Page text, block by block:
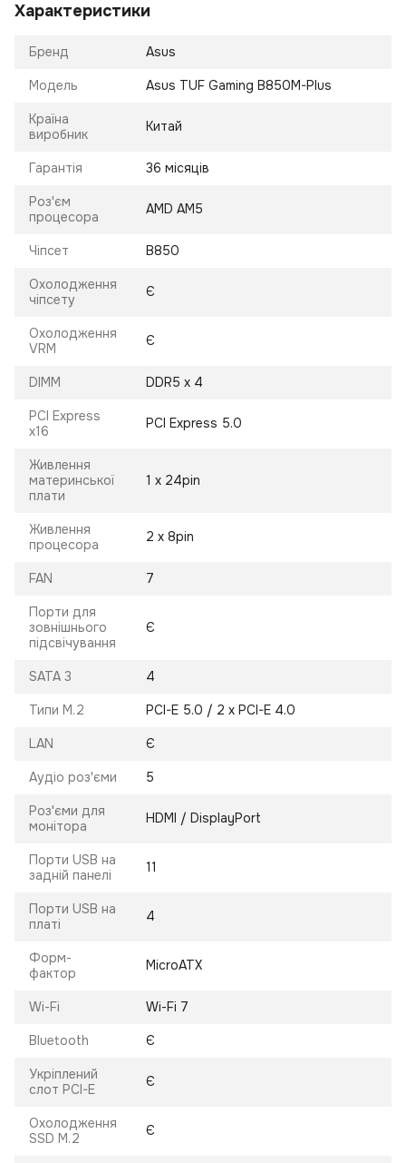
Характеристики
Бренд Asus
Модель Asus TUF Gaming B850M-Plus
Країна
виробник
Китай
Гарантія 36 місяців
Роз'єм
процесора
AMD AM5
Чіпсет B850
Охолодження
чіпсету
Є
Охолодження
VRM
Є
DIMM DDR5 x 4
PCI Express
x16
PCI Express 5.0
Живлення
материнської
плати
1 х 24pin
Живлення
процесора
2 х 8pin
FAN 7
Порти для
зовнішнього
підсвічування
Є
SATA 3 4
Типи M.2 PCI-E 5.0 / 2 х PCI-E 4.0
LAN Є
Аудіо роз'єми 5
Роз'єми для
монітора
HDMI / DisplayPort
Порти USB на
задній панелі
11
Порти USB на
платі
4
Форм-
фактор
MicroATX
Wi-Fi Wi-Fi 7
Bluetooth Є
Укріплений
слот PCI-E
Є
Охолодження
SSD M.2
Є